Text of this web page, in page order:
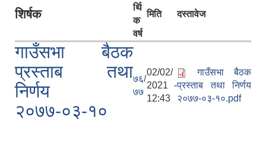
शिर्षक
र्थि
क
वर्ष
मिति दस्तावेज
गाउँसभा बैठक
प्रस्ताब तथा
निर्णय
२०७७-०३-१०
७६/
७७
02/02/
2021 -
12:43
गाउँसभा बैठक
प्रस्ताब तथा निर्णय
२०७७-०३-१०.pdf